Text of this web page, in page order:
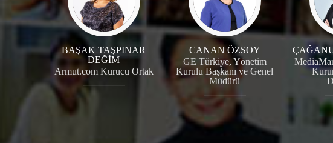
BAŞAK TAŞPINAR
DEĞİM
Armut.com Kurucu Ortak
CANAN ÖZSOY
GE Türkiye, Yönetim
Kurulu Başkanı ve Genel
Müdürü